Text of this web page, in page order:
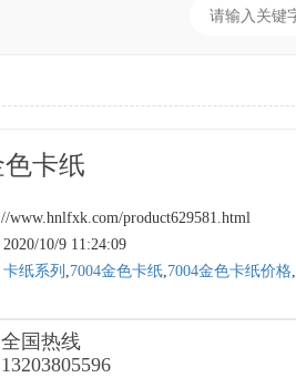
色卡纸
www.hnlfxk.com/product629581.html
10/9 11:24:09
卡纸系列 ,7004金色卡纸,7004金色卡纸价格,
全国热线
13203805596